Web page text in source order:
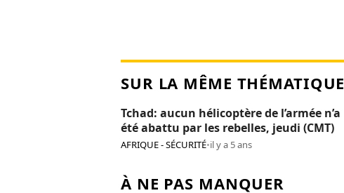
SUR LA MÊME THÉMATIQUE
Tchad: aucun hélicoptère de l’armée n’a
été abattu par les rebelles, jeudi (CMT)
AFRIQUE - SÉCURITÉ•il y a 5 ans
À NE PAS MANQUER